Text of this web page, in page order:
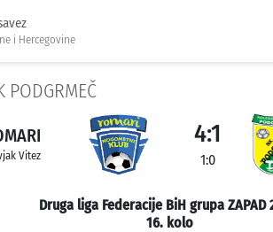
i Hercegovine
PODGRMEČ
Vitez
4:1
1:0
Druga liga Federacije BiH grupa ZAPAD
16. kolo